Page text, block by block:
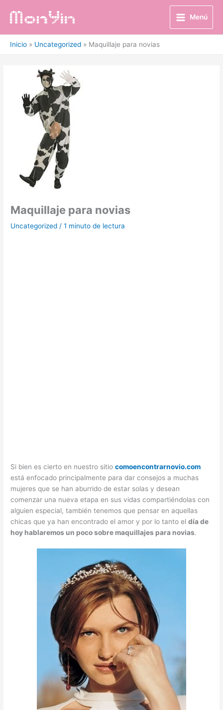
Menú
Inicio Uncategorized Maquillaje para novias
Maquillaje para novias
Uncategorized /1 minuto de lectura
Si bien es cierto en nuestro sitiocomoencontrarnovio.com
está enfocado principalmente para dar consejos a muchas
mujeres que se han aburrido de estar solas y desean
comenzar una nueva etapa en sus vidas compartiéndolas con
alguien especial, también tenemos que pensar en aquellas
chicas que ya han encontrado el amor y por lo tanto eldía de
hoy hablaremos un poco sobre maquillajes para novias.